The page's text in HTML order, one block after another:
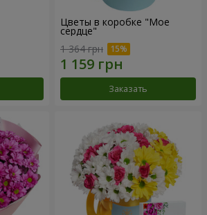
Цветы в коробке "Мое
сердце"
1 364 грн
Заказать